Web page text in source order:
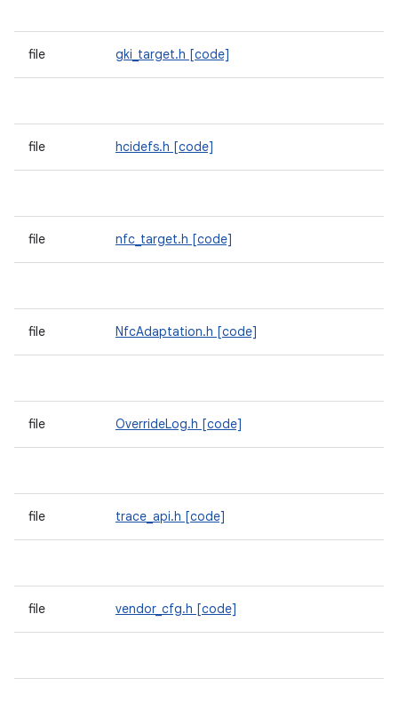
file gki_target.h [code]
file hcidefs.h [code]
file nfc_target.h [code]
file NfcAdaptation.h [code]
file OverrideLog.h [code]
file trace_api.h [code]
file vendor_cfg.h [code]